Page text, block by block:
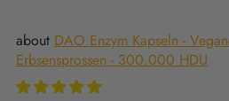
DAO Enzym Kapseln -
Erbsensprossen - 300.000 HDU